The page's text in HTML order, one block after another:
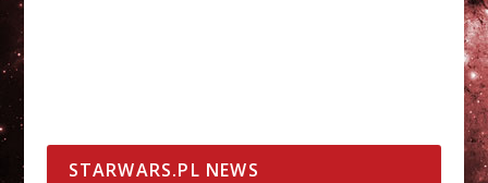
STARWARS.PL NEWS